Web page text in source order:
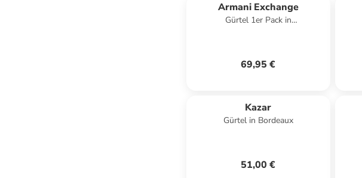
Armani Exchange
Gürtel 1er Pack in
69,95 €
Kazar
Gürtel in Bordeaux
51,00 €